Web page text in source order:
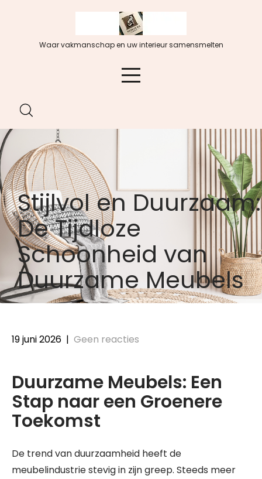
Waar vakmanschap en uw interieur samensmelten
Stijlvol en Duurzaam:
De Tijdloze
Schoonheid van
Duurzame Meubels
19 juni 2026 | Geen reacties
Duurzame Meubels: Een
Stap naar een Groenere
Toekomst
De trend van duurzaamheid heeft de
meubelindustrie stevig in zijn greep. Steeds meer